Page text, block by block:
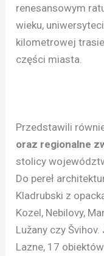
renesansowym
wieku,
kilometrowej
części miasta.
Przedstawili
oraz regionalne
stolicy
Do pereł
Kladrubski z
Kozel, Nebilovy,
Lužany czy
Lazne, 17